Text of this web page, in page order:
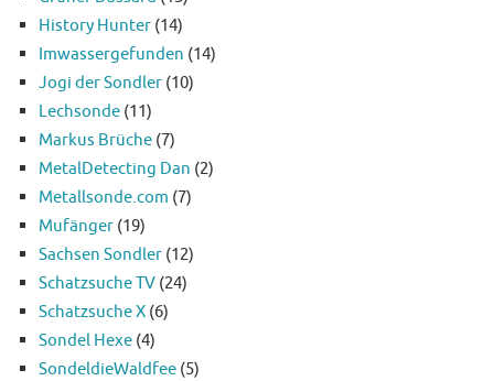
History Hunter (14)
Imwassergefunden (14)
Jogi der Sondler (10)
Lechsonde (11)
Markus Brüche (7)
MetalDetecting Dan (2)
Metallsonde.com (7)
Mufänger (19)
Sachsen Sondler (12)
Schatzsuche TV (24)
Schatzsuche X (6)
Sondel Hexe (4)
SondeldieWaldfee (5)